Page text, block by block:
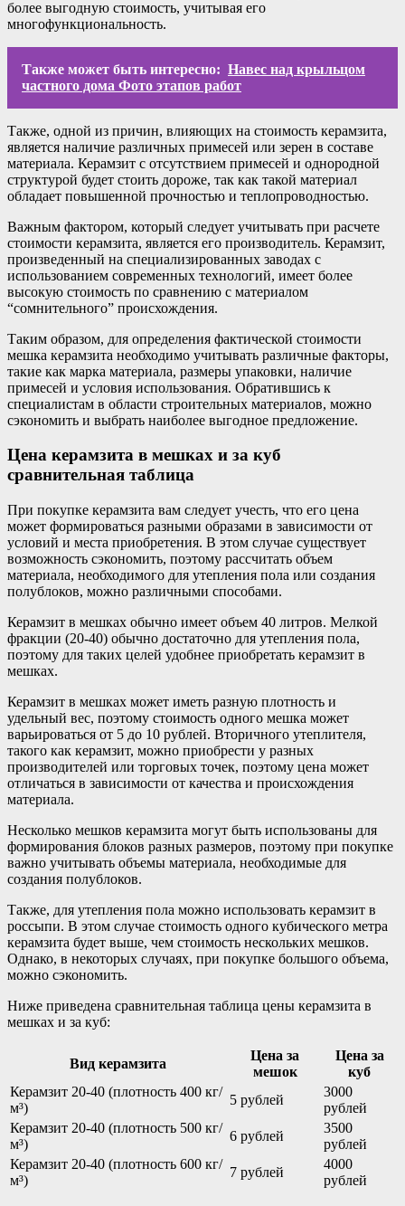
более выгодную стоимость, учитывая его
многофункциональность.
Также может быть интересно: Навес над крыльцом
частного дома Фото этапов работ
Также, одной из причин, влияющих на стоимость керамзита,
является наличие различных примесей или зерен в составе
материала. Керамзит с отсутствием примесей и однородной
структурой будет стоить дороже, так как такой материал
обладает повышенной прочностью и теплопроводностью.
Важным фактором, который следует учитывать при расчете
стоимости керамзита, является его производитель. Керамзит,
произведенный на специализированных заводах с
использованием современных технологий, имеет более
высокую стоимость по сравнению с материалом
“сомнительного” происхождения.
Таким образом, для определения фактической стоимости
мешка керамзита необходимо учитывать различные факторы,
такие как марка материала, размеры упаковки, наличие
примесей и условия использования. Обратившись к
специалистам в области строительных материалов, можно
сэкономить и выбрать наиболее выгодное предложение.
Цена керамзита в мешках и за куб
сравнительная таблица
При покупке керамзита вам следует учесть, что его цена
может формироваться разными образами в зависимости от
условий и места приобретения. В этом случае существует
возможность сэкономить, поэтому рассчитать объем
материала, необходимого для утепления пола или создания
полублоков, можно различными способами.
Керамзит в мешках обычно имеет объем 40 литров. Мелкой
фракции (20-40) обычно достаточно для утепления пола,
поэтому для таких целей удобнее приобретать керамзит в
мешках.
Керамзит в мешках может иметь разную плотность и
удельный вес, поэтому стоимость одного мешка может
варьироваться от 5 до 10 рублей. Вторичного утеплителя,
такого как керамзит, можно приобрести у разных
производителей или торговых точек, поэтому цена может
отличаться в зависимости от качества и происхождения
материала.
Несколько мешков керамзита могут быть использованы для
формирования блоков разных размеров, поэтому при покупке
важно учитывать объемы материала, необходимые для
создания полублоков.
Также, для утепления пола можно использовать керамзит в
россыпи. В этом случае стоимость одного кубического метра
керамзита будет выше, чем стоимость нескольких мешков.
Однако, в некоторых случаях, при покупке большого объема,
можно сэкономить.
Ниже приведена сравнительная таблица цены керамзита в
мешках и за куб:
Вид керамзита
Цена за
мешок
Цена за
куб
Керамзит 20-40 (плотность 400 кг/
м³)
5 рублей
3000
рублей
Керамзит 20-40 (плотность 500 кг/
м³)
6 рублей
3500
рублей
Керамзит 20-40 (плотность 600 кг/
м³)
7 рублей
4000
рублей